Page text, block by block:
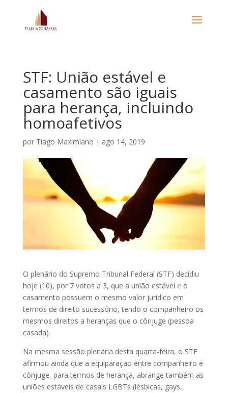
STF: União estável e
casamento são iguais
para herança, incluindo
homoafetivos
por Tiago Maximiano | ago 14, 2019
O plenário do Supremo Tribunal Federal (STF) decidiu
hoje (10), por 7 votos a 3, que a união estável e o
casamento possuem o mesmo valor jurídico em
termos de direito sucessório, tendo o companheiro os
mesmos direitos a heranças que o cônjuge (pessoa
casada).
Na mesma sessão plenária desta quarta-feira, o STF
afirmou ainda que a equiparação entre companheiro e
cônjuge, para termos de herança, abrange também as
uniões estáveis de casais LGBTs (lésbicas, gays,